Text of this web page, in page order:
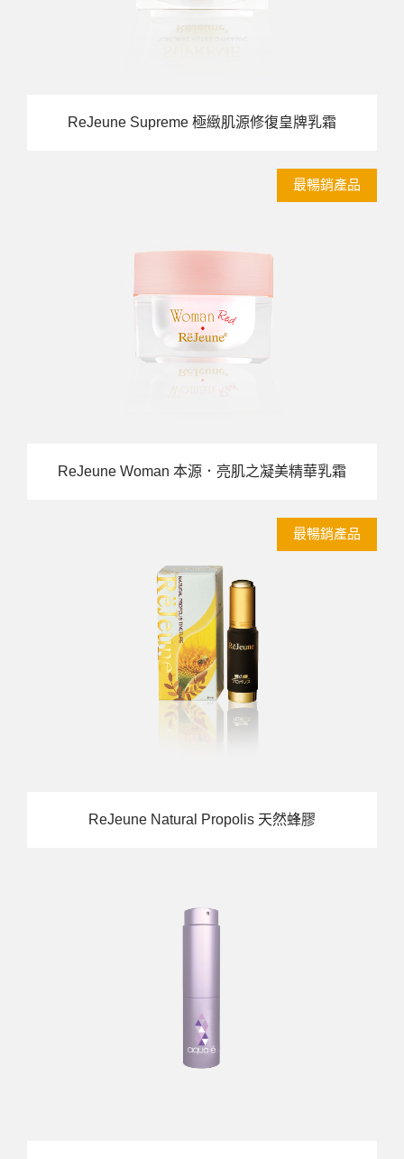
ReJeune Supreme 極緻肌源修復皇牌乳霜
最暢銷產品
ReJeune Woman 本源．亮肌之凝美精華乳霜
最暢銷產品
ReJeune Natural Propolis 天然蜂膠